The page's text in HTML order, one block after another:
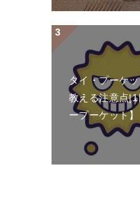
タイ・プーケ
教える注意点
ープーケット】